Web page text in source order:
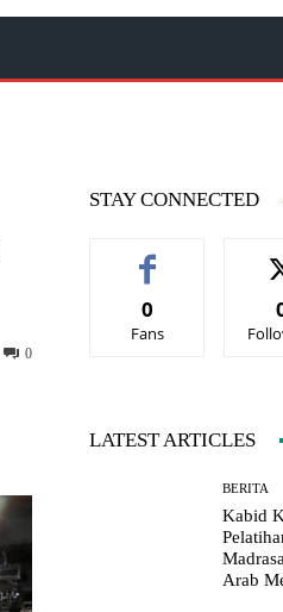
0
STAY CONNECTED
0
Fans
LATEST ARTICLES
BERITA
Kabid
Arab